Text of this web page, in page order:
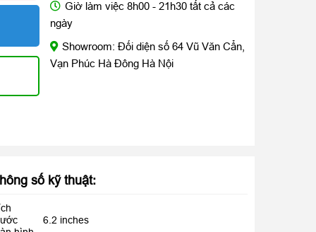
Giờ làm việc 8h00 - 21h30 tất cả các
ngày
Showroom: Đối diện số 64 Vũ Văn Cẩn,
Vạn Phúc Hà Đông Hà Nội
số kỹ thuật:
6.2 inches